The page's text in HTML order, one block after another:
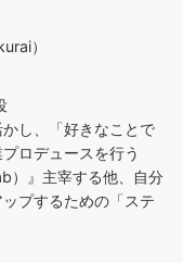
）
し、「好きなことで
ロデュースを行う
）』主宰する他、自分
プするための「ステ